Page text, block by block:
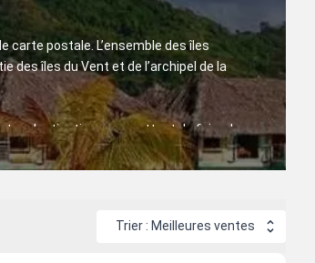
carte postale. L’ensemble des îles
des îles du Vent et de l’archipel de la
destinations permettent de faire des
Trier : Meilleures ventes